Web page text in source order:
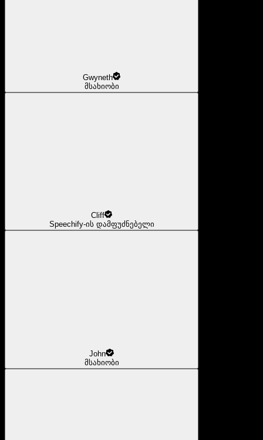
Gwyneth
მსახიობი
Cliff
Speechify-ის დამფუძნებელი
John
მსახიობი